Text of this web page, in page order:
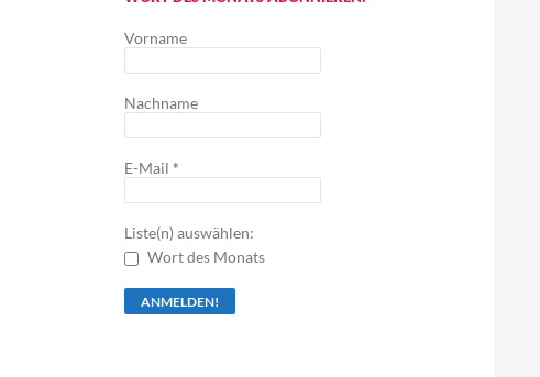
Vorname
Nachname
E-Mail *
Liste(n) auswählen:
Wort des Monats